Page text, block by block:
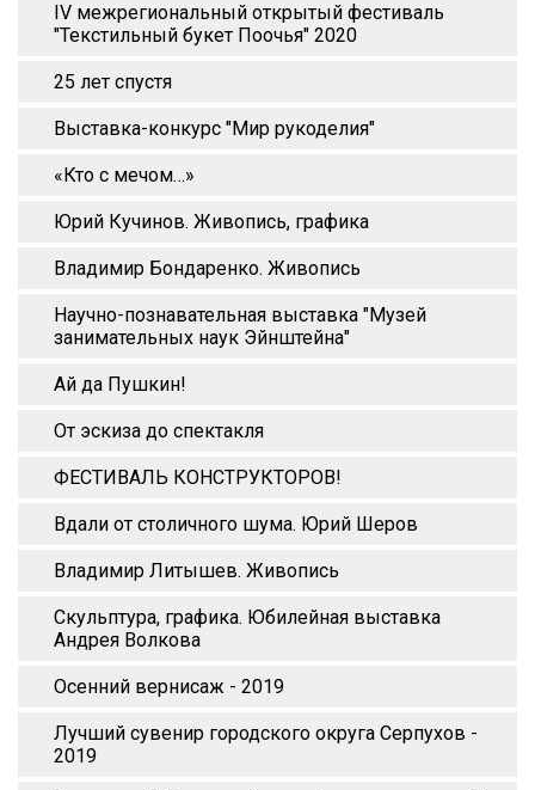
IV межрегиональный открытый фестиваль
"Текстильный букет Поочья" 2020
25 лет спустя
Выставка-конкурс "Мир рукоделия"
«Кто с мечом…»
Юрий Кучинов. Живопись, графика
Владимир Бондаренко. Живопись
Научно-познавательная выставка "Музей
занимательных наук Эйнштейна"
Ай да Пушкин!
От эскиза до спектакля
ФЕСТИВАЛЬ КОНСТРУКТОРОВ!
Вдали от столичного шума. Юрий Шеров
Владимир Литышев. Живопись
Скульптура, графика. Юбилейная выставка
Андрея Волкова
Осенний вернисаж - 2019
Лучший сувенир городского округа Серпухов -
2019